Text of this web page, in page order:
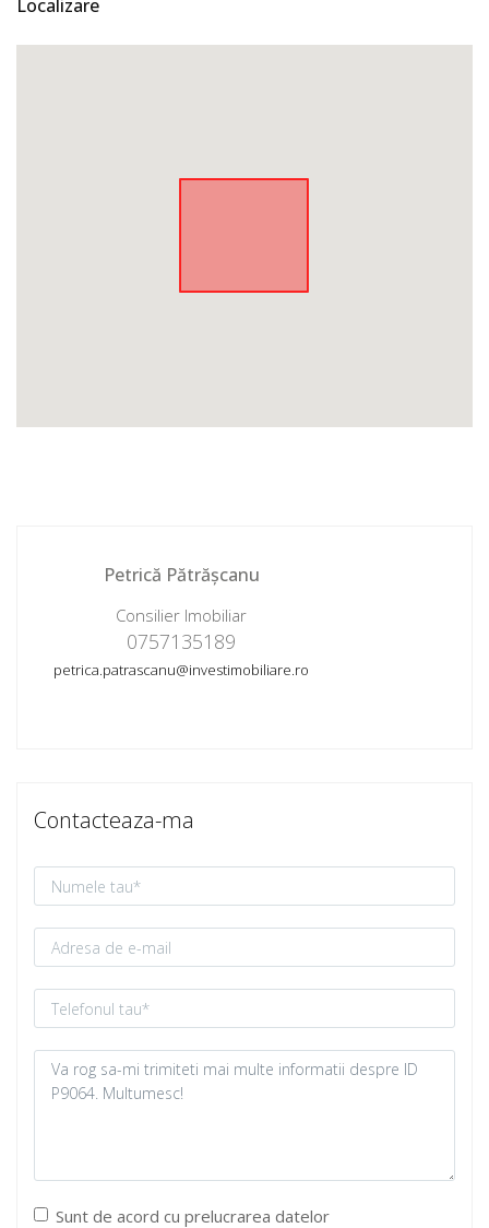
Localizare
Petrică Pătrășcanu
Consilier Imobiliar
0757135189
petrica.patrascanu@investimobiliare.ro
Contacteaza-ma
Sunt de acord cu prelucrarea datelor